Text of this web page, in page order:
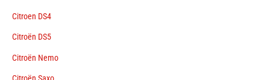
Citroen DS4
Citroën DS5
Citroën Nemo